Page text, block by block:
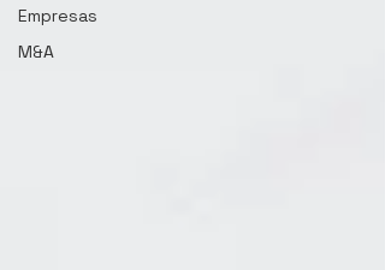
Empresas
M&A